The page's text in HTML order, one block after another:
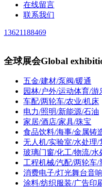
在线留言
联系我们
13621188469
全球展会Global
五金/建材/泵阀/暖通
园林/户外/运动体育/游
车配/两轮车/农业/机床
电力/照明/新能源/石油
家居/酒店/家具/珠宝
食品饮料/海事/金属铸
无人机/实验室/水处理/
玻璃门窗/化工/物流/水
工程机械/汽配/两轮车/
消费电子/灯光舞台音
涂料/纺织服装/广告印